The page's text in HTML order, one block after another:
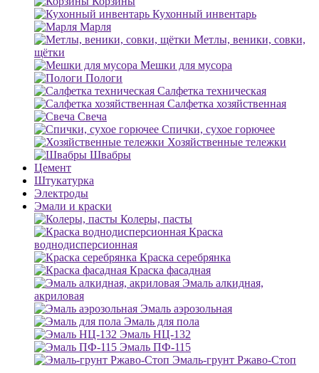
Кухонный инвентарь
Марля
Метлы, веники, совки,
щётки
Мешки для мусора
Пологи
Салфетка техническая
Салфетка хозяйственная
Свеча
Спички, сухое горючее
Хозяйственные тележки
Швабры
Цемент
Штукатурка
Электроды
Эмали и краски
Колеры, пасты
Краска
воднодисперсионная
Краска серебрянка
Краска фасадная
Эмаль алкидная,
акриловая
Эмаль аэрозольная
Эмаль для пола
Эмаль НЦ-132
Эмаль ПФ-115
Эмаль-грунт Ржаво-Стоп